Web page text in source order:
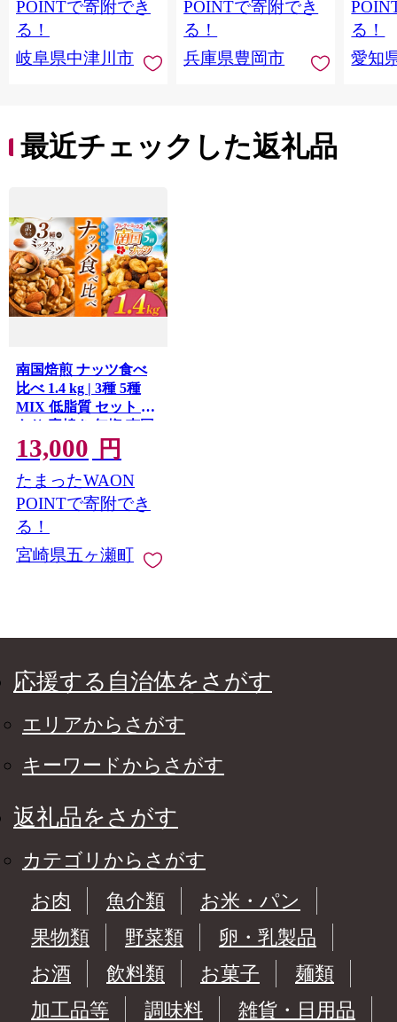
取り寄せ くり お菓子
POINTで寄附でき
る！
岐阜県中津川市
合わせ ホワイトデー
お返し 冷凍 手作り 化
粧箱入り ギフト TAS
BAKE
POINTで寄附でき
る！
兵庫県豊岡市
る！
愛知
最近チェックした返礼品
南国焙煎 ナッツ食べ
比べ 1.4 kg | 3種 5種
MIX 低脂質 セット 訳
あり 素焼き 無塩 南国
ナッツ フルーツ ナッ
ツ ミックスナッツ 生
くるみ カシューナッ
ツ アーモンド バナナ
レーズン 焙煎 ドライ
フルーツ 大容量 低カ
ロリー 人気 オススメ
13,000 円
たまったWAON
POINTで寄附でき
る！
宮崎県五ヶ瀬町
応援する自治体をさがす
エリアからさがす
キーワードからさがす
返礼品をさがす
カテゴリからさがす
お肉
魚介類
お米・パン
果物類
野菜類
卵・乳製品
お酒
飲料類 お菓子
麺類
加工品等
調味料
雑貨・日用品